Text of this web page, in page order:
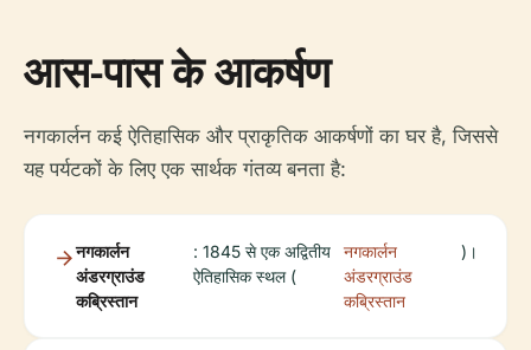
आस-पास के आकर्षण
नगकार्लन कई ऐतिहासिक और प्राकृतिक आकर्षणों का घर है, जिससे
यह पर्यटकों के लिए एक सार्थक गंतव्य बनता है:
नगकार्लन
अंडरग्राउंड
कब्रिस्तान
: 1845 से एक अद्वितीय
ऐतिहासिक स्थल (
नगकार्लन
अंडरग्राउंड
कब्रिस्तान
)।